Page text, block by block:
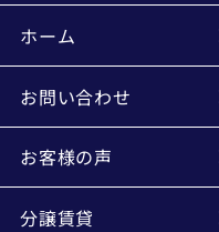
ホーム
お問い合わせ
お客様の声
分譲賃貸